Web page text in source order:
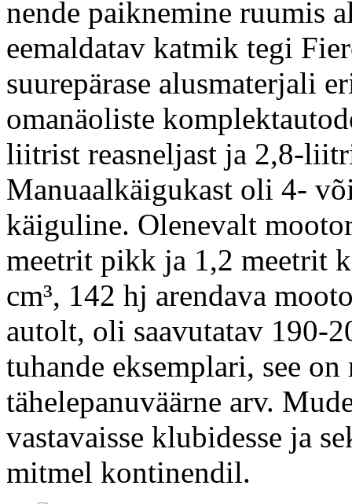
nende paiknemine ruumis
eemaldatav katmik tegi
suurepärase alusmaterjali
omanäoliste
liitrist reasneljast ja 2,8-
Manuaalkäigukast oli 4-
käiguline. Olenevalt
meetrit pikk ja 1,2 meetrit
cm³, 142 hj arendava
autolt, oli saavutatav 190-
tuhande eksemplari, see
tähelepanuväärne arv.
vastavaisse klubidesse ja
mitmel kontinendil.